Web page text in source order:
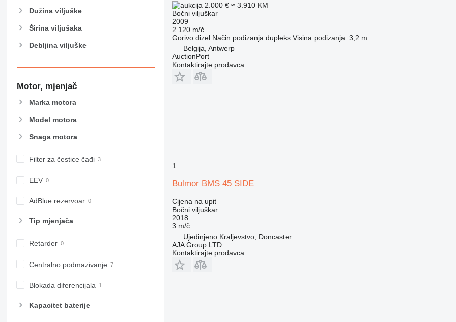
Dužina viljuške
Širina viljušaka
Debljina viljuške
Motor, mjenjač
Marka motora
Model motora
Snaga motora
Filter za čestice čađi
EEV
AdBlue rezervoar
Tip mјenjača
Retarder
Centralno podmazivanje
Blokada diferencijala
Kapacitet baterije
2.000 € ≈ 3.910 KM
Bočni viljuškar
2009
2.120 m/č
Gorivo dizel Način podizanja dupleks Visina podizanja 3,2 m
Belgija, Antwerp
AuctionPort
Kontaktirajte prodavca
1
Bulmor BMS 45 SIDE
Cijena na upit
Bočni viljuškar
2018
3 m/č
Ujedinjeno Kraljevstvo, Doncaster
AJA Group LTD
Kontaktirajte prodavca